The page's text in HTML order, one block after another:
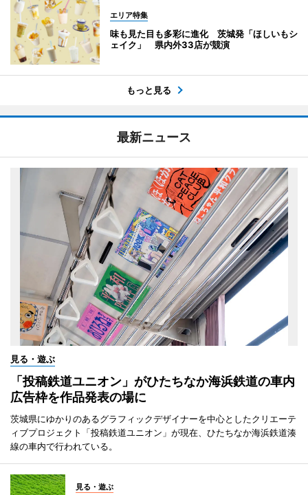
エリア特集
味も見た目も多彩に進化 茨城発「ほしいもシ
ェイク」 県内外33店が競演
もっと見る
最新ニュース
見る・遊ぶ
「投稿鉄道ユニオン」がひたちなか海浜鉄道の車内
広告枠を作品発表の場に
茨城県にゆかりのあるグラフィックデザイナーを中心としたクリエーテ
ィブプロジェクト「投稿鉄道ユニオン」が現在、ひたちなか海浜鉄道湊
線の車内で行われている。
見る・遊ぶ